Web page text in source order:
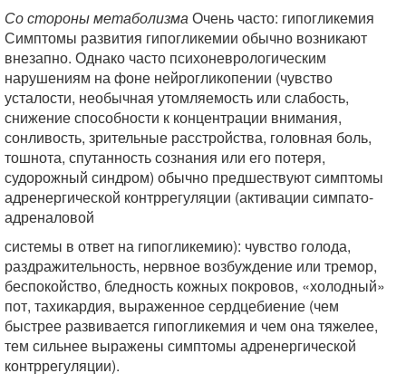
Со стороны метаболизмаОчень часто: гипогликемия
Симптомы развития гипогликемии обычно возникают
внезапно. Однако часто психоневрологическим
нарушениям на фоне нейрогликопении (чувство
усталости, необычная утомляемость или слабость,
снижение способности к концентрации внимания,
сонливость, зрительные расстройства, головная боль,
тошнота, спутанность сознания или его потеря,
судорожный синдром) обычно предшествуют симптомы
адренергической контррегуляции (активации симпато-
адреналовой
системы в ответ на гипогликемию): чувство голода,
раздражительность, нервное возбуждение или тремор,
беспокойство, бледность кожных покровов, «холодный»
пот, тахикардия, выраженное сердцебиение (чем
быстрее развивается гипогликемия и чем она тяжелее,
тем сильнее выражены симптомы адренергической
контррегуляции).